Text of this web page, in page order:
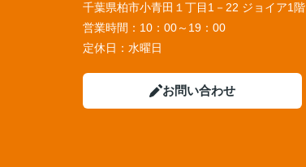
千葉県柏市小青田１丁目1－22 ジョイア1階
営業時間： 10：00～19：00
定休日： 水曜日
お問い合わせ